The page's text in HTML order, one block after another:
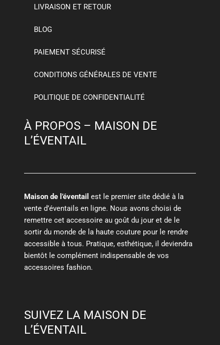
LIVRAISON ET RETOUR
BLOG
PAIEMENT SÉCURISÉ
CONDITIONS GÉNÉRALES DE VENTE
POLITIQUE DE CONFIDENTIALITÉ
À PROPOS – MAISON DE
L’ÉVENTAIL
Maison de l’éventail est le premier site dédié à la
vente d’éventails en ligne. Nous avons choisi de
remettre cet accessoire au goût du jour et de le
sortir du monde de la haute couture pour le rendre
accessible à tous. Pratique, esthétique, il deviendra
bientôt le complément indispensable de vos
accessoires fashion.
SUIVEZ LA MAISON DE
L’ÉVENTAIL